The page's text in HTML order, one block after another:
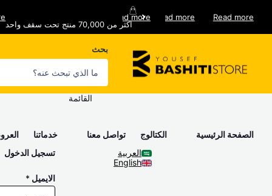
اكثر من 70,000 منتج تحت سقف واحد
Read more
خدمات توصيل فورية
Read more
خدمات ما بعد البيع
Read more
اكثر من 70,000 منتج تحت سقف واحد
بحث
القائمة
الصفحة الرئيسية الكتالوج تواصل معنا خدماتنا
العربية
English
تسجيل الدخول
الايميل *